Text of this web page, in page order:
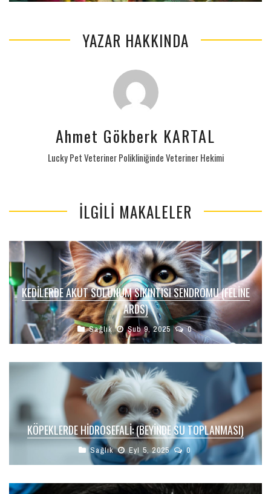
YAZAR HAKKINDA
Ahmet Gökberk KARTAL
Lucky Pet Veteriner Polikliniğinde Veteriner Hekimi
İLGILI MAKALELER
KEDILERDE AKUT SOLUNUM SIKINTISI SENDROMU (FELINE
ARDS)
Sağlık Şub 9, 2025 0
KÖPEKLERDE HIDROSEFALI: (BEYINDE SU TOPLANMASI)
Sağlık Eyl 5, 2025 0